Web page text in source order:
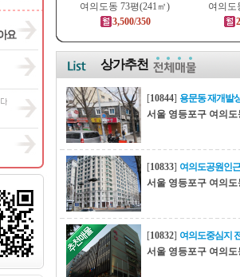
여의도동 73평(241㎡)
3,500/350
여의도
상가추천
[10844] 용문동 재개발
서울 영등포구 여의도
[10833] 여의도공원인
서울 영등포구 여의도
[10832] 여의도중심지
서울 영등포구 여의도